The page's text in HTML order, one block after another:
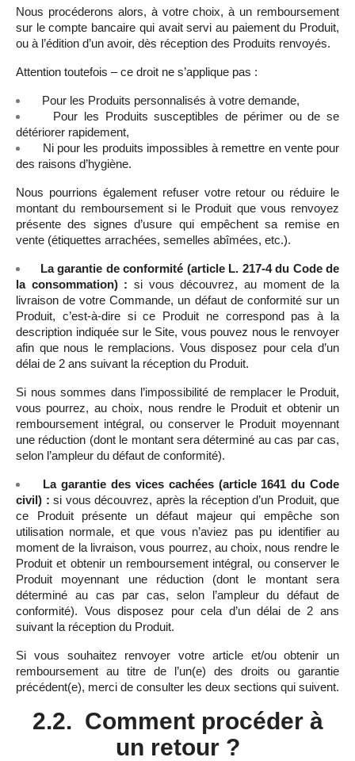
Nous procéderons alors, à votre choix, à un remboursement
sur le compte bancaire qui avait servi au paiement du Produit,
ou à l’édition d’un avoir, dès réception des Produits renvoyés.
Attention toutefois – ce droit ne s’applique pas :
Pour les Produits personnalisés à votre demande,
Pour les Produits susceptibles de périmer ou de se
détériorer rapidement,
Ni pour les produits impossibles à remettre en vente pour
des raisons d’hygiène.
Nous pourrions également refuser votre retour ou réduire le
montant du remboursement si le Produit que vous renvoyez
présente des signes d’usure qui empêchent sa remise en
vente (étiquettes arrachées, semelles abîmées, etc.).
La garantie de conformité (article L. 217-4 du Code de
la consommation) : si vous découvrez, au moment de la
livraison de votre Commande, un défaut de conformité sur un
Produit, c’est-à-dire si ce Produit ne correspond pas à la
description indiquée sur le Site, vous pouvez nous le renvoyer
afin que nous le remplacions. Vous disposez pour cela d’un
délai de 2 ans suivant la réception du Produit.
Si nous sommes dans l’impossibilité de remplacer le Produit,
vous pourrez, au choix, nous rendre le Produit et obtenir un
remboursement intégral, ou conserver le Produit moyennant
une réduction (dont le montant sera déterminé au cas par cas,
selon l’ampleur du défaut de conformité).
La garantie des vices cachées (article 1641 du Code
civil) : si vous découvrez, après la réception d’un Produit, que
ce Produit présente un défaut majeur qui empêche son
utilisation normale, et que vous n’aviez pas pu identifier au
moment de la livraison, vous pourrez, au choix, nous rendre le
Produit et obtenir un remboursement intégral, ou conserver le
Produit moyennant une réduction (dont le montant sera
déterminé au cas par cas, selon l’ampleur du défaut de
conformité). Vous disposez pour cela d’un délai de 2 ans
suivant la réception du Produit.
Si vous souhaitez renvoyer votre article et/ou obtenir un
remboursement au titre de l’un(e) des droits ou garantie
précédent(e), merci de consulter les deux sections qui suivent.
2.2. Comment procéder à
un retour ?